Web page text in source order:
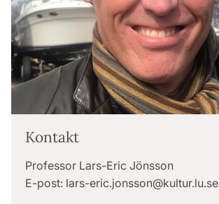
Kontakt
Professor Lars-Eric Jönsson
E-post: lars-eric.jonsson@kultur.lu.se